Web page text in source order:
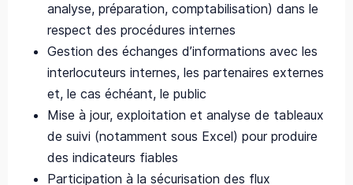
analyse, préparation, comptabilisation) dans le
respect des procédures internes
Gestion des échanges d’informations avec les
interlocuteurs internes, les partenaires externes
et, le cas échéant, le public
Mise à jour, exploitation et analyse de tableaux
de suivi (notamment sous Excel) pour produire
des indicateurs fiables
Participation à la sécurisation des flux